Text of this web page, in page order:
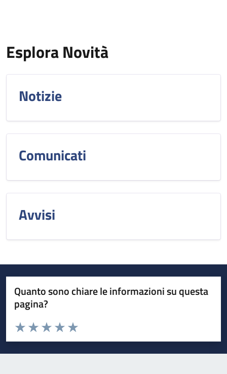
Esplora Novità
Notizie
Comunicati
Avvisi
Quanto sono chiare le informazioni su questa
pagina?
Valuta da 1 a 5 stelle la pagina
Valuta 5 stelle su 5
Valuta 4 stelle su 5
Valuta 3 stelle su 5
Valuta 2 stelle su 5
Valuta 1 stelle su 5